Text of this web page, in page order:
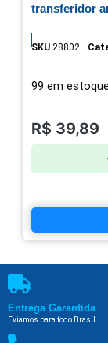
transferidor
SKU 28802
99 em estoque
R$ 39,89
Entrega Garantida
Eviamos para todo Brasil